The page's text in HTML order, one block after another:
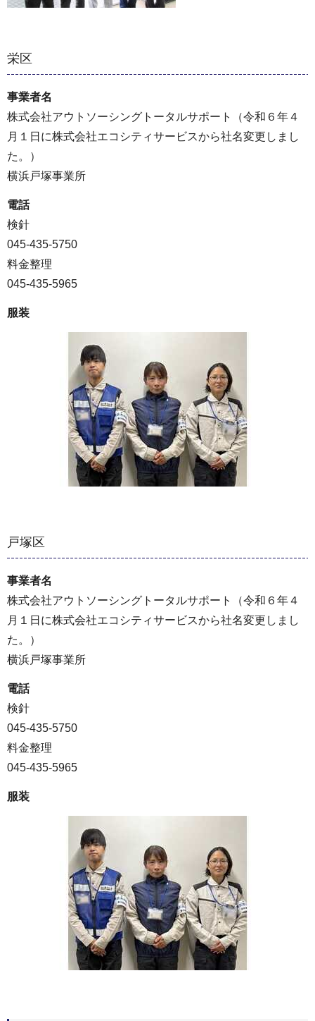
栄区
事業者名
株式会社アウトソーシングトータルサポート（令和６年４
月１日に株式会社エコシティサービスから社名変更しまし
た。）
横浜戸塚事業所
電話
検針
045-435-5750
料金整理
045-435-5965
服装
戸塚区
事業者名
株式会社アウトソーシングトータルサポート（令和６年４
月１日に株式会社エコシティサービスから社名変更しまし
た。）
横浜戸塚事業所
電話
検針
045-435-5750
料金整理
045-435-5965
服装